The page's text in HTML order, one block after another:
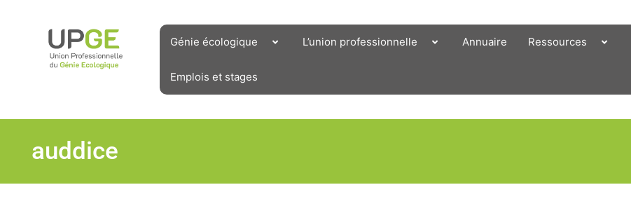
Génie écologique L’union professionnelle Annuaire Ressources
Emplois et stages
auddice